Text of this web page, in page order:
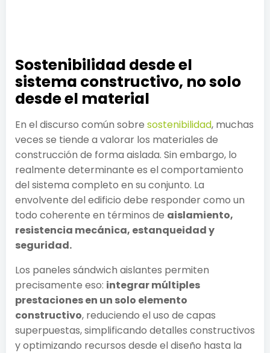
Sostenibilidad desde el
sistema constructivo, no solo
desde el material
En el discurso común sobre sostenibilidad, muchas
veces se tiende a valorar los materiales de
construcción de forma aislada. Sin embargo, lo
realmente determinante es el comportamiento
del sistema completo en su conjunto. La
envolvente del edificio debe responder como un
todo coherente en términos de aislamiento,
resistencia mecánica, estanqueidad y
seguridad.
Los paneles sándwich aislantes permiten
precisamente eso: integrar múltiples
prestaciones en un solo elemento
constructivo, reduciendo el uso de capas
superpuestas, simplificando detalles constructivos
y optimizando recursos desde el diseño hasta la